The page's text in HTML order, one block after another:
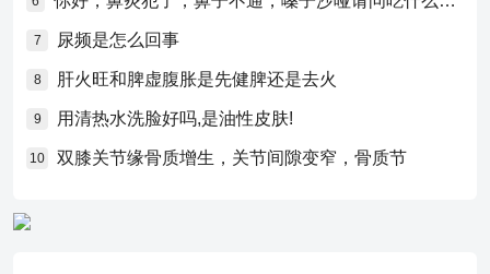
7 尿频是怎么回事
8 肝火旺和脾虚腹胀是先健脾还是去火
9 用清热水洗脸好吗,是油性皮肤!
10 双膝关节缘骨质增生，关节间隙变窄，骨质节